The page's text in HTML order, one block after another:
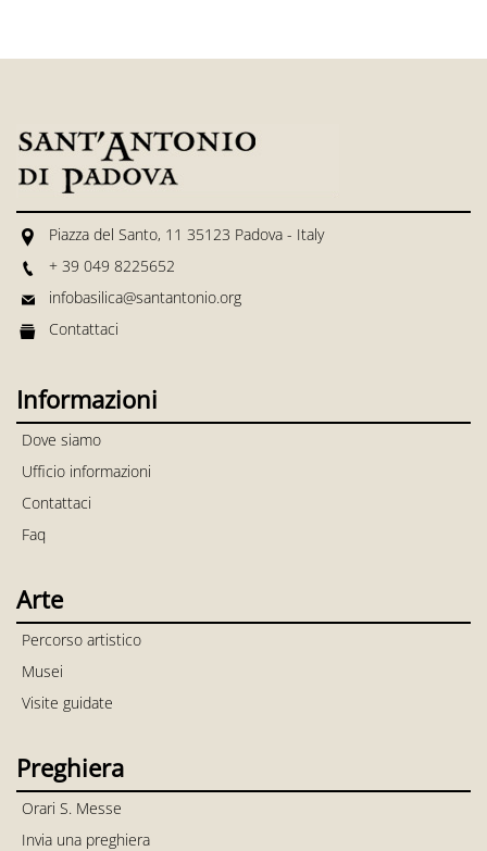
Piazza del Santo, 11 35123 Padova - Italy
+ 39 049 8225652
infobasilica@santantonio.org
Contattaci
Informazioni
Dove siamo
Ufficio informazioni
Contattaci
Faq
Arte
Percorso artistico
Musei
Visite guidate
Preghiera
Orari S. Messe
Invia una preghiera